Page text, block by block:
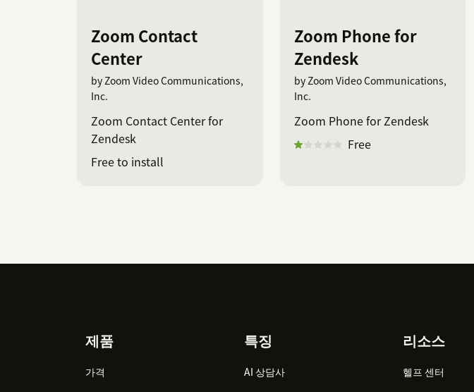
Zoom Contact
Center
by Zoom Video Communications,
Inc.
Zoom Contact Center for
Zendesk
Free to install
Zoom Phone for
Zendesk
by Zoom Video Communications,
Inc.
Zoom Phone for Zendesk
Free
제품
가격
특징
AI 상담사
리소스
헬프 센터